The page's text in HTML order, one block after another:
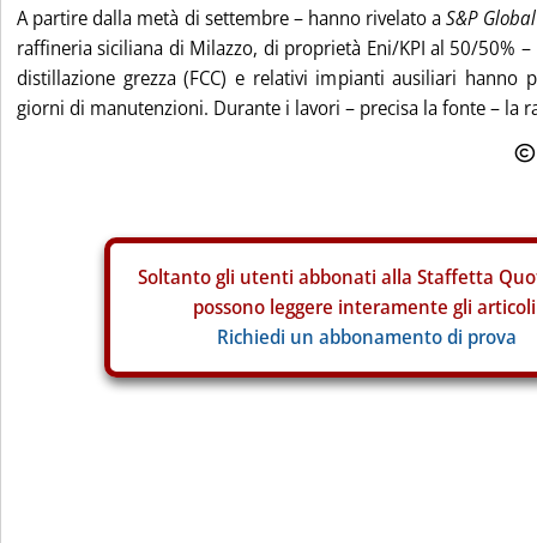
A partire dalla metà di settembre – hanno rivelato aS&P
raffineria siciliana di Milazzo, di proprietà Eni/KPI al 50/50%
distillazione grezza (FCC) e relativi impianti ausiliari hanno
giorni di manutenzioni. Durante i lavori – precisa la fonte – la
Soltanto gli utenti abbonati alla Staffetta
possono leggere interamente gli
Richiedi un abbonamento di prova